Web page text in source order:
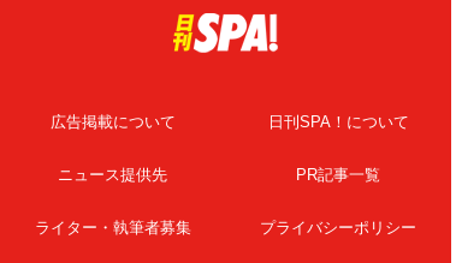
広告掲載について 日刊SPA！について
ニュース提供先 PR記事一覧
ライター・執筆者募集 プライバシーポリシー